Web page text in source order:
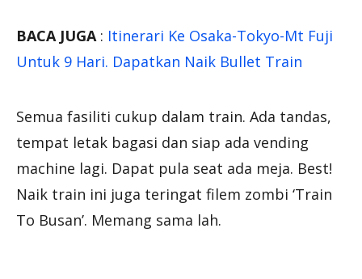
BACA JUGA: Itinerari Ke Osaka-Tokyo-Mt Fuji
Untuk 9 Hari. Dapatkan Naik Bullet Train
Semua fasiliti cukup dalam train. Ada tandas,
tempat letak bagasi dan siap ada vending
machine lagi. Dapat pula seat ada meja. Best!
Naik train ini juga teringat filem zombi ‘Train
To Busan’. Memang sama lah.